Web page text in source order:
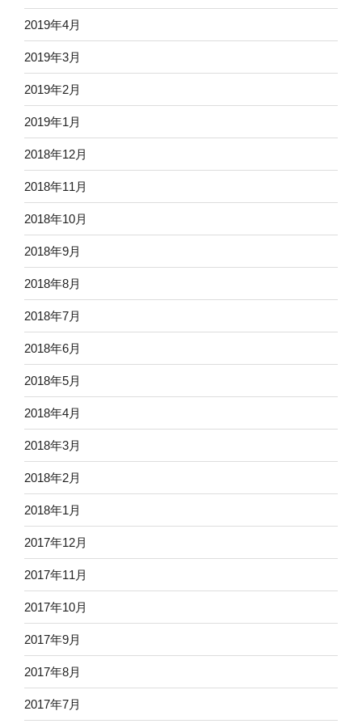
2019年4月
2019年3月
2019年2月
2019年1月
2018年12月
2018年11月
2018年10月
2018年9月
2018年8月
2018年7月
2018年6月
2018年5月
2018年4月
2018年3月
2018年2月
2018年1月
2017年12月
2017年11月
2017年10月
2017年9月
2017年8月
2017年7月